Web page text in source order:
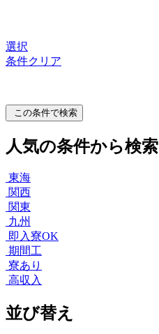
選択
条件クリア
この条件で検索
人気の条件から検索
東海
関西
関東
九州
即入寮OK
期間工
寮あり
高収入
並び替え